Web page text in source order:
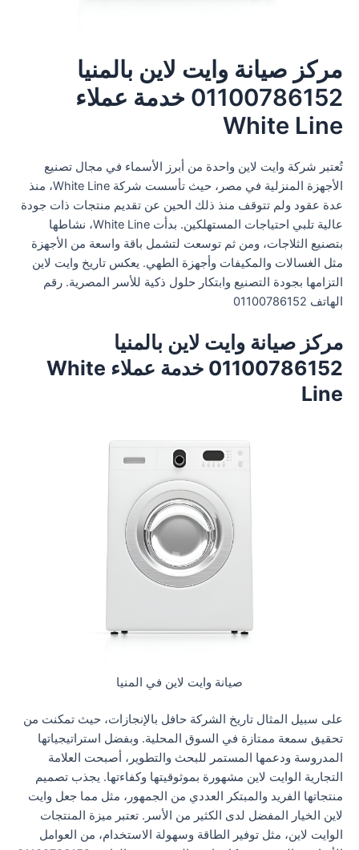
مركز صيانة وايت لاين بالمنيا
01100786152 خدمة عملاء
White Line
تُعتبر شركة وايت لاين واحدة من أبرز الأسماء في مجال تصنيع
الأجهزة المنزلية في مصر، حيث تأسست شركة White Line، منذ
عدة عقود ولم تتوقف منذ ذلك الحين عن تقديم منتجات ذات جودة
عالية تلبي احتياجات المستهلكين. بدأت White Line، نشاطها
بتصنيع الثلاجات، ومن ثم توسعت لتشمل باقة واسعة من الأجهزة
مثل الغسالات والمكيفات وأجهزة الطهي. يعكس تاريخ وايت لاين
التزامها بجودة التصنيع وابتكار حلول ذكية للأسر المصرية. رقم
الهاتف 01100786152
مركز صيانة وايت لاين بالمنيا
01100786152 خدمة عملاء White
Line
صيانة وايت لاين في المنيا
على سبيل المثال تاريخ الشركة حافل بالإنجازات، حيث تمكنت من
تحقيق سمعة ممتازة في السوق المحلية. وبفضل استراتيجياتها
المدروسة ودعمها المستمر للبحث والتطوير، أصبحت العلامة
التجارية الوايت لاين مشهورة بموثوقيتها وكفاءتها. يجذب تصميم
منتجاتها الفريد والمبتكر العددي من الجمهور، مثل مما جعل وايت
لاين الخيار المفضل لدى الكثير من الأسر. تعتبر ميزة المنتجات
الوايت لاين، مثل توفير الطاقة وسهولة الاستخدام، من العوامل